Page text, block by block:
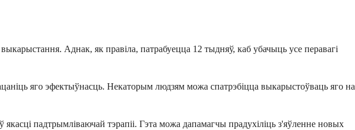
Аднак, як правіла, патрабуецца 12 тыдняў, каб убачыць усе перавагі
яго эфектыўнасць. Некаторым людзям можа спатрэбіцца выкарыстоўваць яго на
падтрымліваючай тэрапіі. Гэта можа дапамагчы прадухіліць з'яўленне новых